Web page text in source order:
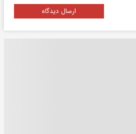
ارسال دیدگاه